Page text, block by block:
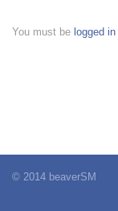
You must be logged in
© 2014 beaverSM